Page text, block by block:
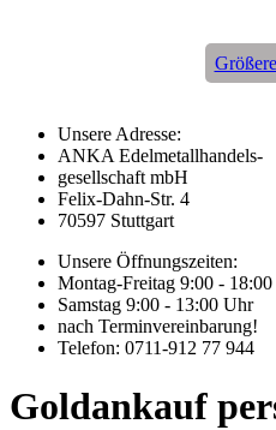
Unsere Adresse:
ANKA Edelmetallhandels-
gesellschaft mbH
Felix-Dahn-Str. 4
70597 Stuttgart
Unsere Öffnungszeiten:
Montag-Freitag 9:00 -
Samstag 9:00 - 13:00 Uhr
nach Terminvereinbarung!
Telefon: 0711-912 77 944
Goldankauf